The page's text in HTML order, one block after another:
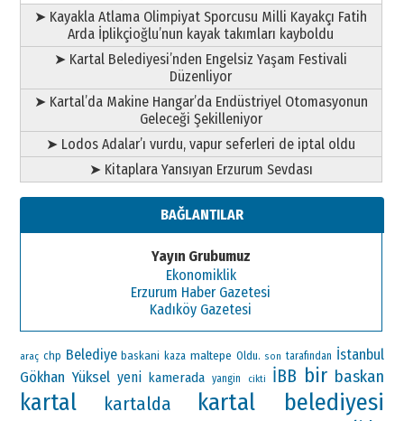
➤ Kayakla Atlama Olimpiyat Sporcusu Milli Kayakçı Fatih
Arda İplikçioğlu’nun kayak takımları kayboldu
➤ Kartal Belediyesi’nden Engelsiz Yaşam Festivali
Düzenliyor
➤ Kartal’da Makine Hangar’da Endüstriyel Otomasyonun
Geleceği Şekilleniyor
➤ Lodos Adalar’ı vurdu, vapur seferleri de iptal oldu
➤ Kitaplara Yansıyan Erzurum Sevdası
BAĞLANTILAR
Yayın Grubumuz
Ekonomiklik
Erzurum Haber Gazetesi
Kadıköy Gazetesi
araç chp Belediye baskani kaza maltepe Oldu. son tarafından İstanbul
Gökhan Yüksel yeni kamerada yangin cikti İBB bir baskan
kartal kartalda kartal belediyesi